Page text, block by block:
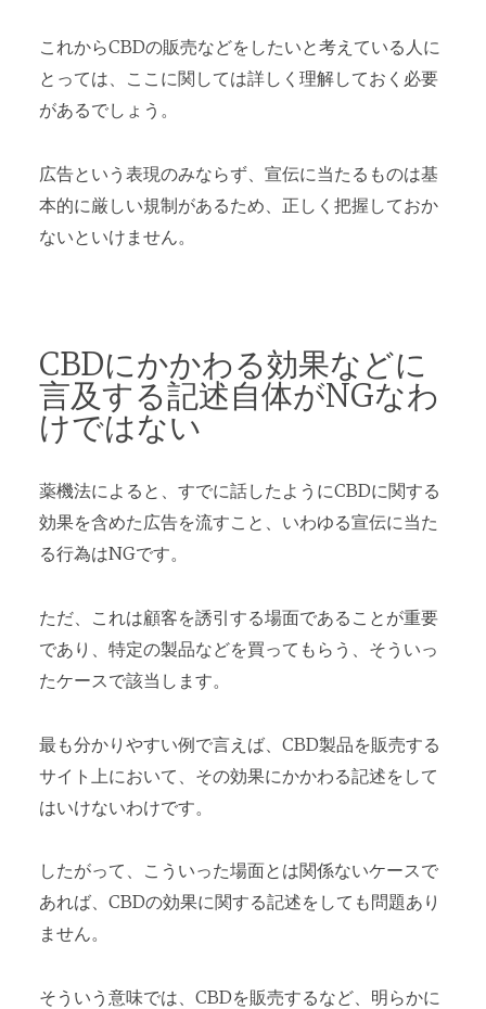
これからCBDの販売などをしたいと考えている人に
とっては、ここに関しては詳しく理解しておく必要
があるでしょう。
広告という表現のみならず、宣伝に当たるものは基
本的に厳しい規制があるため、正しく把握しておか
ないといけません。
CBDにかかわる効果などに
言及する記述自体がNGなわ
けではない
薬機法によると、すでに話したようにCBDに関する
効果を含めた広告を流すこと、いわゆる宣伝に当た
る行為はNGです。
ただ、これは顧客を誘引する場面であることが重要
であり、特定の製品などを買ってもらう、そういっ
たケースで該当します。
最も分かりやすい例で言えば、CBD製品を販売する
サイト上において、その効果にかかわる記述をして
はいけないわけです。
したがって、こういった場面とは関係ないケースで
あれば、CBDの効果に関する記述をしても問題あり
ません。
そういう意味では、CBDを販売するなど、明らかに